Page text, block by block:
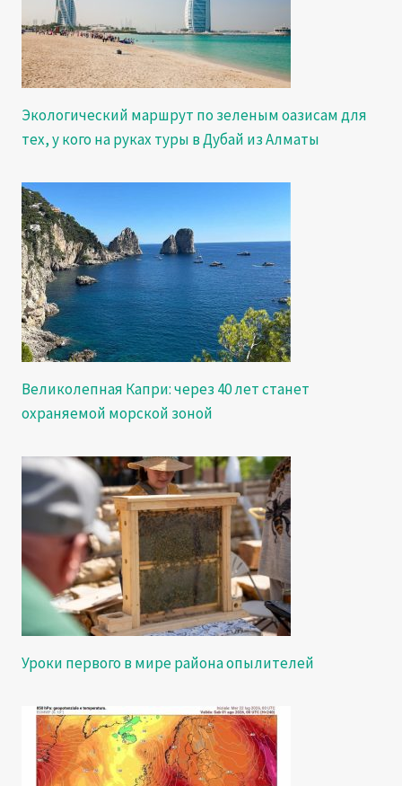
Экологический маршрут по зеленым оазисам для
тех, у кого на руках туры в Дубай из Алматы
Великолепная Капри: через 40 лет станет
охраняемой морской зоной
Уроки первого в мире района опылителей